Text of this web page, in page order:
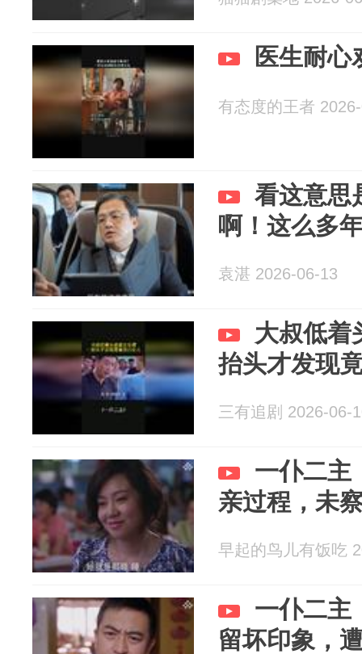
医生耐心
有态度的王者
看这意思
啊！这么多
袁湛 2026-06-13
大叔低着
抬头才发现
三有追剧 2026-06-
一仆二主
亲过程，未
早起的鸟儿有饭吃
一仆二主
留坏印象，